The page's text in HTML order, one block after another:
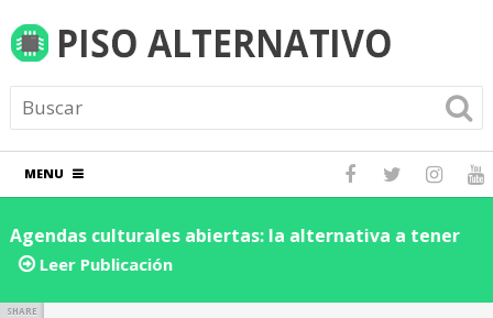
MENU
culturales abiertas: la alternativa a tener
eventos dentro de una red social
Leer Publicación
SHARE